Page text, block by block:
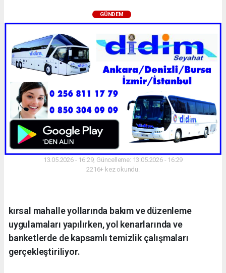
GÜNDEM
13.05.2026 - 16:29, Güncelleme: 13.05.2026 - 16:29
2216+ kez okundu.
kırsal mahalle yollarında bakım ve düzenleme
uygulamaları yapılırken, yol kenarlarında ve
banketlerde de kapsamlı temizlik çalışmaları
gerçekleştiriliyor.